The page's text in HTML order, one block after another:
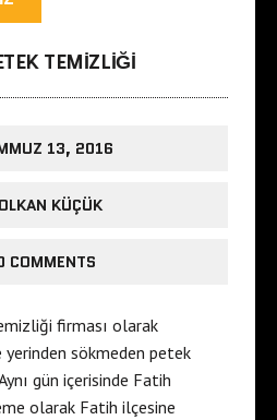
TEMIZLIĞI
13, 2016
KÜÇÜK
COMMENTS
firması olarak
sökmeden petek
gün içerisinde Fatih
olarak Fatih ilçesine